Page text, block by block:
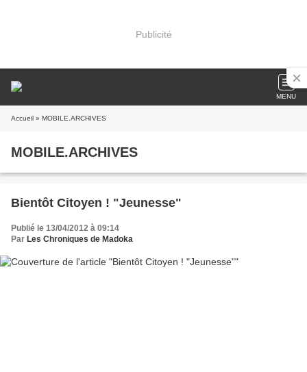
Publicité
MENU
Accueil » MOBILE.ARCHIVES
MOBILE.ARCHIVES
Bientôt Citoyen ! "Jeunesse"
Publié le 13/04/2012 à 09:14
Par Les Chroniques de Madoka